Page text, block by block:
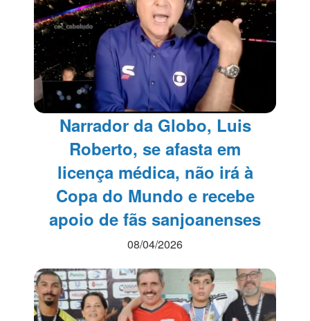
Narrador da Globo, Luis
Roberto, se afasta em
licença médica, não irá à
Copa do Mundo e recebe
apoio de fãs sanjoanenses
08/04/2026